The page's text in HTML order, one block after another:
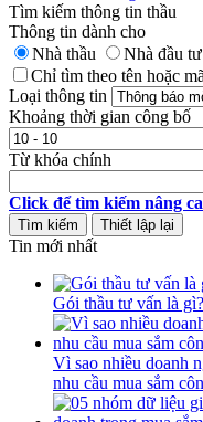
Tìm kiếm thông tin thầu
Thông tin dành cho
Nhà thầu
Nhà đầu tư
Chỉ tìm theo tên hoặc mã
Loại thông tin
Khoảng thời gian công bố
Từ khóa chính
Click để tìm kiếm nâng
Tin mới nhất
Gói thầu tư vấn là
Vì sao nhiều doanh
nhu cầu mua sắm